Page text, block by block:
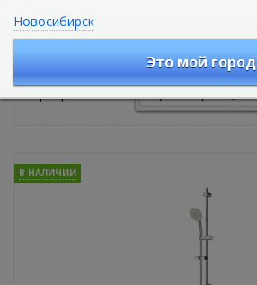
Душевые гарнитуры
Сортировать по:
В НАЛИЧИИ
Новосибирск
Это мой город